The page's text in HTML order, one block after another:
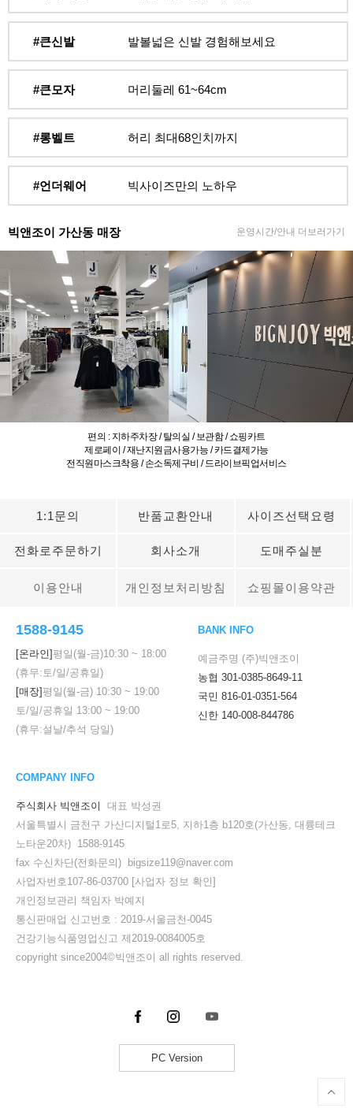
#큰신발 발볼넓은 신발 경험해보세요
#큰모자 머리둘레 61~64cm
#롱벨트 허리 최대68인치까지
#언더웨어 빅사이즈만의 노하우
빅앤조이 가산동 매장 운영시간/안내 더보러가기
편의 : 지하주차장 / 탈의실 / 보관함 / 쇼핑카트
제로페이 / 재난지원금사용가능 / 카드결제가능
전직원마스크착용 / 손소독제구비 / 드라이브픽업서비스
1:1문의 반품교환안내 사이즈선택요령
전화로주문하기 회사소개 도매주실분
이용안내 개인정보처리방침 쇼핑몰이용약관
1588-9145
[온라인]평일(월-금)10:30 ~ 18:00
(휴무:토/일/공휴일)
[매장]평일(월-금) 10:30 ~ 19:00
토/일/공휴일 13:00 ~ 19:00
(휴무:설날/추석 당일)
BANK INFO
예금주명 (주)빅앤조이
농협 301-0385-8649-11
국민 816-01-0351-564
신한 140-008-844786
COMPANY INFO
주식회사 빅앤조이
대표 박성권
서울특별시 금천구 가산디지털1로5, 지하1층 b120호(가산동, 대륭테크
노타운20차) 1588-9145
fax 수신차단(전화문의) bigsize119@naver.com
사업자번호107-86-03700 [사업자 정보 확인]
개인정보관리 책임자 박예지
통신판매업 신고번호 : 2019-서울금천-0045
건강기능식품영업신고 제2019-0084005호
copyright since2004©빅앤조이 all rights reserved.
PC Version